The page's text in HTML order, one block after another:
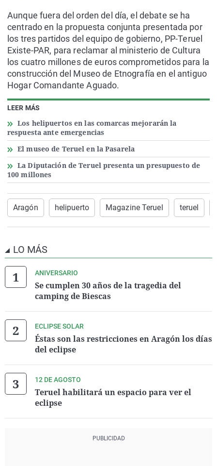
LEER MÁS
Los helipuertos en las comarcas mejorarán la
respuesta ante emergencias
El museo de Teruel en la Pasarela
La Diputación de Teruel presenta un presupuesto de
100 millones
Aunque fuera del orden del día, el debate se ha
centrado en la propuesta conjunta presentada por
los tres partidos del equipo de gobierno, PP-Teruel
Existe-PAR, para reclamar al ministerio de Cultura
los cuatro millones de euros comprometidos para la
construcción del Museo de Etnografía en el antiguo
Hogar Comandante Aguado.
Aragón helipuerto Magazine Teruel teruel
LO MÁS
ANIVERSARIO
Se cumplen 30 años de la tragedia del
camping de Biescas
ECLIPSE SOLAR
Éstas son las restricciones en Aragón los días
del eclipse
12 DE AGOSTO
Teruel habilitará un espacio para ver el
eclipse